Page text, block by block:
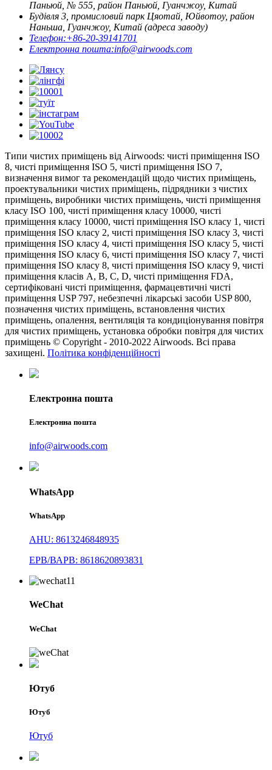
Паньюй, № 555, район Паньюй, Гуанчжоу, Китай
Будівля 3, промисловий парк Цяотай, Юйвотоу, район
Наньша, Гуанчжоу, Китай (адреса заводу)
Телефон:+86-20-39141701
Електронна пошта:info@airwoods.com
Типи чистих приміщень від Airwoods: чисті приміщення ISO
8, чисті приміщення ISO 5, чисті приміщення ISO 7,
визначення вимог та рекомендацій щодо чистих приміщень,
проектувальники чистих приміщень, підрядники з чистих
приміщень, виробники чистих приміщень, чисті приміщення
класу ISO 100, чисті приміщення класу 10000, чисті
приміщення класу 10000, чисті приміщення ISO класу 1, чисті
приміщення ISO класу 2, чисті приміщення ISO класу 3, чисті
приміщення ISO класу 4, чисті приміщення ISO класу 5, чисті
приміщення ISO класу 6, чисті приміщення ISO класу 7, чисті
приміщення ISO класу 8, чисті приміщення ISO класу 9, чисті
приміщення класів A, B, C, D, чисті приміщення FDA,
сертифіковані чисті приміщення, фармацевтичні чисті
приміщення USP 797, небезпечні лікарські засоби USP 800,
позначення чистих приміщень, встановлення чистих
приміщень, опалення, вентиляція та кондиціонування повітря
для чистих приміщень, установка обробки повітря для чистих
приміщень © Copyright - 2010-2022 Airwoods. Всі права
захищені. Політика конфіденційності
Електронна пошта
Електронна пошта
info@airwoods.com
WhatsApp
WhatsApp
AHU: 8613246848935
ЕРВ/ВАРВ: 8618620893831
WeChat
WeChat
Ютуб
Ютуб
Ютуб